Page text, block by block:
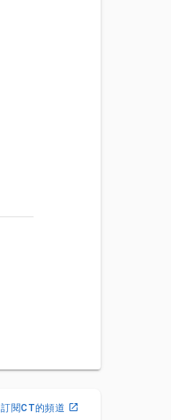
訂閱CT的頻道